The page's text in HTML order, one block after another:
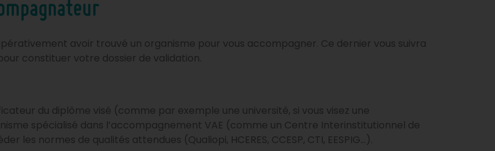
avoir trouvé un organisme pour vous accompagner. Ce dernier vous suivra
constituer votre dossier de validation.
du diplôme visé (comme par exemple une université, si vous visez une
spécialisé dans l’accompagnement VAE (comme un Centre Interinstitutionnel de
les normes de qualités attendues (Qualiopi, HCERES, CCESP, CTI, EESPIG…).